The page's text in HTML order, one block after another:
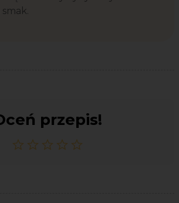
przepis!